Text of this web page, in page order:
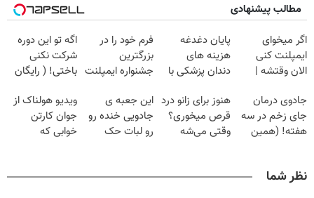
مطالب پیشنهادی
اگر میخوای
ایمپلنت کنی
الان وقتشه |
میلیون تومان!!!
پایان دغدغه
هزینه های
دندان پزشکی با
خانگی
فرم خود را در
بزرگترین
جشنواره ایمپلنت
فقط ۲۵ میلیون
اگه تو این دوره
شرکت نکنی
باختی! ( رایگان
پولدار شی)
جادوی درمان
جای زخم در سه
هفته! (همین
هنوز برای زانو درد
قرص میخوری؟
وقتی می‌شه
این جعبه ی
جادویی خنده رو
رو لبات حک
ویدیو هولناک از
جوان کارتن
خوابی که
نظر شما